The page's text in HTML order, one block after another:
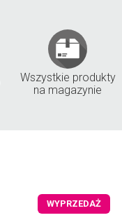
Wszystkie produkty
na magazynie
WYPRZEDAŻ